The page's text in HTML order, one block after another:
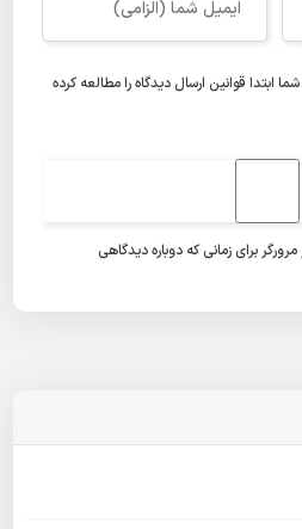
ابتدا قوانین ارسال دیدگاهرا مطالعه کرده
برای زمانی که دوباره دیدگاهی